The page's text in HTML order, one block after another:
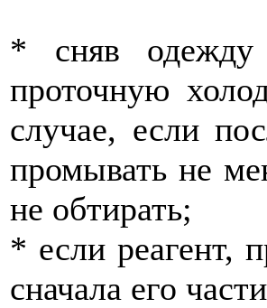
* сняв одежду
проточную
случае, если
промывать не
не обтирать;
* если реагент,
сначала его